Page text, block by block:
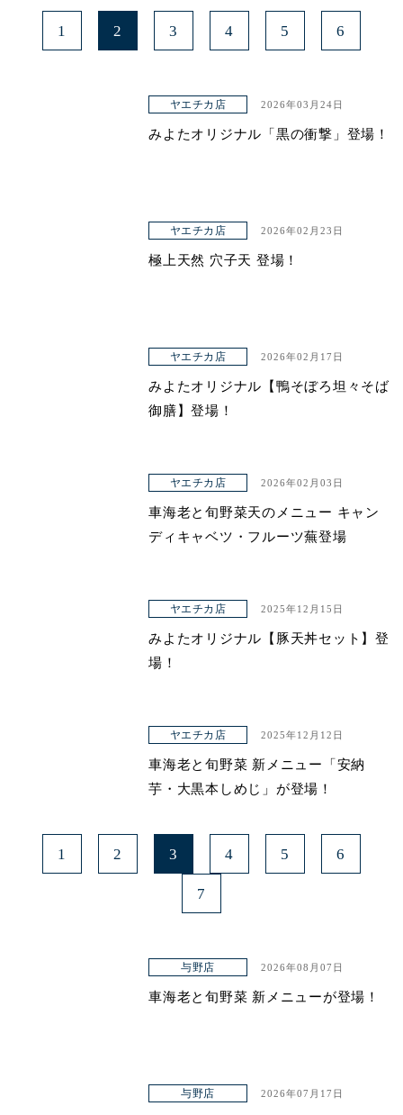
1 2 3 4 5 6
ヤエチカ店 2026年03月24日
みよたオリジナル「黒の衝撃」登場！
ヤエチカ店 2026年02月23日
極上天然 穴子天 登場！
ヤエチカ店 2026年02月17日
みよたオリジナル【鴨そぼろ坦々そば
御膳】登場！
ヤエチカ店 2026年02月03日
車海老と旬野菜天のメニュー キャン
ディキャベツ・フルーツ蕪登場
ヤエチカ店 2025年12月15日
みよたオリジナル【豚天丼セット】登
場！
ヤエチカ店 2025年12月12日
車海老と旬野菜 新メニュー「安納
芋・大黒本しめじ」が登場！
1 2 3 4 5 6
7
与野店 2026年08月07日
車海老と旬野菜 新メニューが登場！
与野店 2026年07月17日